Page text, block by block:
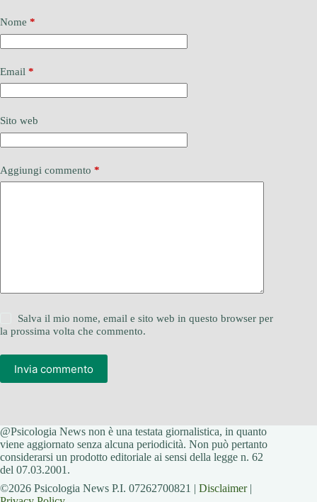
Nome *
Email *
Sito web
Aggiungi commento *
Salva il mio nome, email e sito web in questo browser per
la prossima volta che commento.
Invia commento
@Psicologia News non è una testata giornalistica, in quanto
viene aggiornato senza alcuna periodicità. Non può pertanto
considerarsi un prodotto editoriale ai sensi della legge n. 62
del 07.03.2001.
©2026 Psicologia News P.I. 07262700821 | Disclaimer|